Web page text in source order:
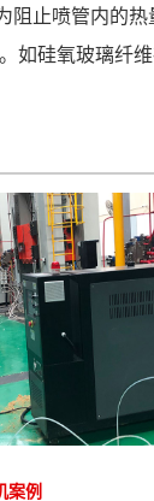
止喷管内的
如硅氧玻璃纤
案例